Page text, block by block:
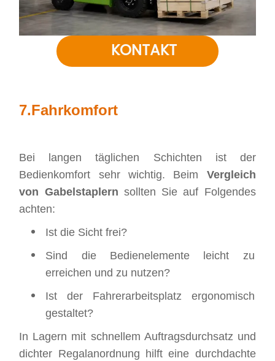
KONTAKT
7.Fahrkomfort
Bei langen täglichen Schichten ist der
Bedienkomfort sehr wichtig. Beim Vergleich
von Gabelstaplern sollten Sie auf Folgendes
achten:
Ist die Sicht frei?
Sind die Bedienelemente leicht zu
erreichen und zu nutzen?
Ist der Fahrerarbeitsplatz ergonomisch
gestaltet?
In Lagern mit schnellem Auftragsdurchsatz und
dichter Regalanordnung hilft eine durchdachte